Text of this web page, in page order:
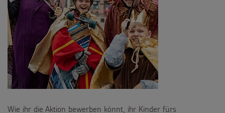
PROJEKTE
180 Jahre
Umwelt
Bildung
Gesundheit
BILDUNGSMATERIAL
Für Schulen
Für die Kita
SPENDEN
Wie ihr die Aktion bewerben könnt, ihr Kinder fürs